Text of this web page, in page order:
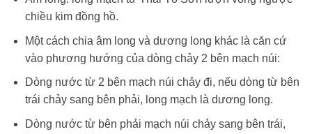
chiều kim đồng hồ.
Một cách chia âm long và dương long khác là căn cứ
vào phương hướng của dòng chảy 2 bên mạch núi:
Dòng nước từ 2 bên mạch núi chảy đi, nếu dòng từ bên
trái chảy sang bên phải, long mạch là dương long.
Dòng nước từ bên phải mạch núi chảy sang bên trái,